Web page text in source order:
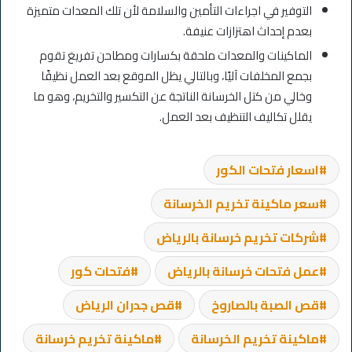
التوفير في اجراءات التأمين والسلامة لأن تلك المعدات متميزة
بعدم إحداث اهتزازات عنيفة.
الماكينات والمعدات ملحقة بكسارات ومطاحن تفريغ تقوم
بجمع المخلفات آليًا، وبالتالي يظل الموقع بعد العمل نظيفًا
وخالي من كتل الخرسانة الناتجة عن التكسير والتخريم، وهو ما
يقلل تكاليف التنظيف بعد العمل.
اسعار فتحات الكور
سعر ماكينة تخريم الخرسانة
شركات تخريم خرسانة بالرياض
عمل فتحات خرسانة بالرياض
فتحات كور
قص الصبة بالصاروخ
قص جدران الرياض
ماكينة تخريم الخرسانة
ماكينة تخريم خرسانة